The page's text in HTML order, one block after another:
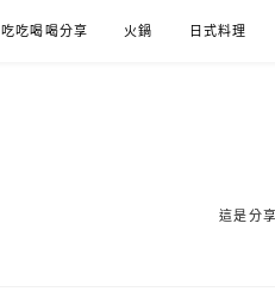
吃吃喝喝分享 火鍋 日式料理
這是分